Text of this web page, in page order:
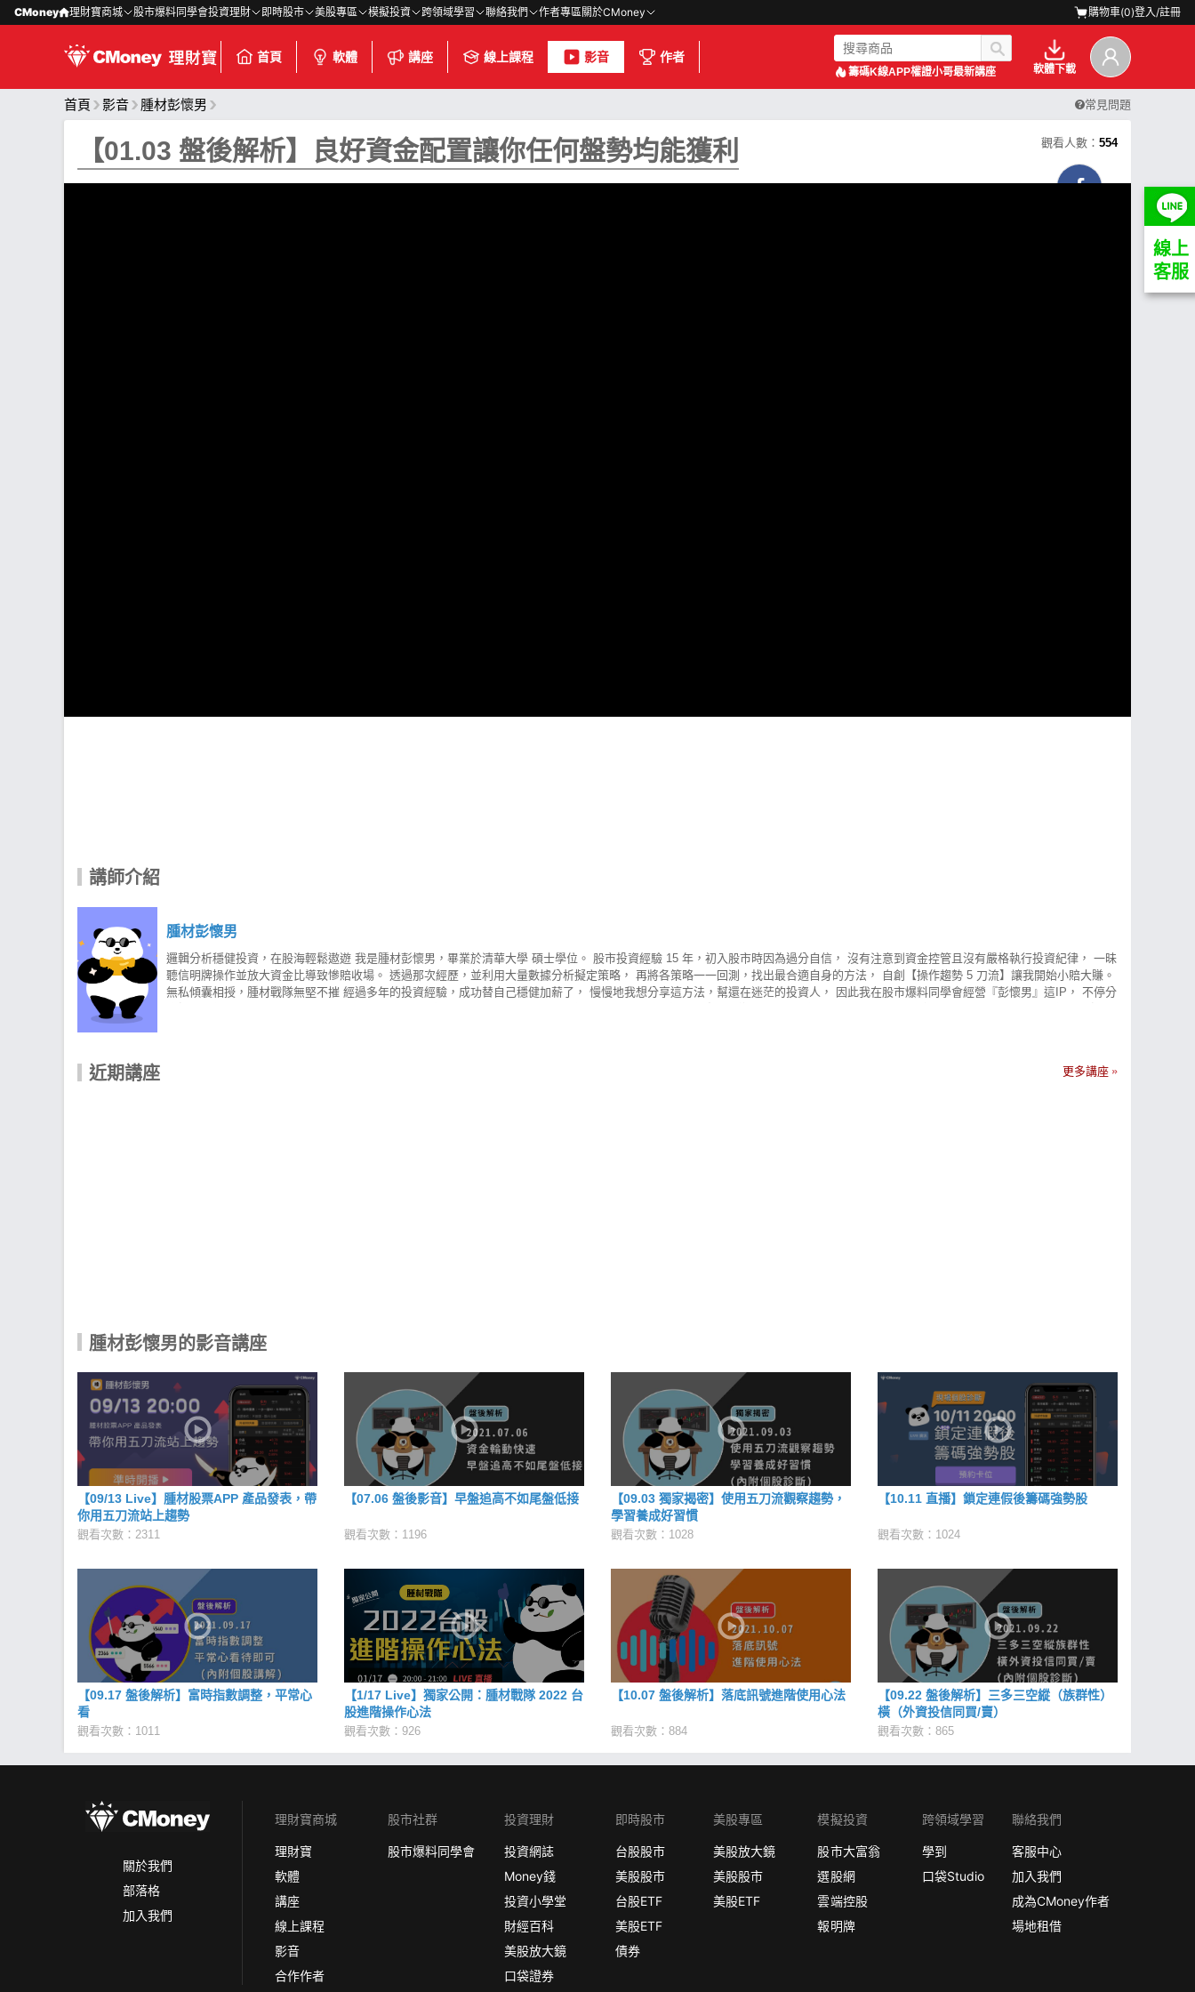
CMoney 理財寶商城 股市爆料同學會投資理財 即時股市 美股專區 模擬投資 跨領域學習 聯絡我們 作者專區關於CMoney 購物車(0)登入/註冊
首頁 軟體 講座 線上課程 影音 作者
籌碼K線APP權證小哥最新講座 軟體下載
首頁 影音 腫材彭懷男 常見問題
線上
客服
【01.03 盤後解析】良好資金配置讓你任何盤勢均能獲利 觀看人數： 554
講師介紹
腫材彭懷男
邏輯分析穩健投資，在股海輕鬆遨遊 我是腫材彭懷男，畢業於清華大學 碩士學位。 股市投資經驗 15 年，初入股市時因為過分自信， 沒有注意到資金控管且沒有嚴格執行投資紀律， 一昧
聽信明牌操作並放大資金比導致慘賠收場。 透過那次經歷，並利用大量數據分析擬定策略， 再將各策略一一回測，找出最合適自身的方法， 自創【操作趨勢 5 刀流】讓我開始小賠大賺。
無私傾囊相授，腫材戰隊無堅不摧 經過多年的投資經驗，成功替自己穩健加薪了， 慢慢地我想分享這方法，幫還在迷茫的投資人， 因此我在股市爆料同學會經營『彭懷男』這IP， 不停分
你，幾點建議： 1. 失敗不可怕，要記取教訓並制定投資紀律 2. 絕對要嚴格遵守投資紀律，才可以小賠大賺 3. 盤後功課很重要，只投資有研究的股票 4. 資金比例平均分配，不要重押單一
近期講座 更多講座
腫材彭懷男的影音講座
【09/13 Live】腫材股票APP 產品發表，帶
你用五刀流站上趨勢
觀看次數：2311
【07.06 盤後影音】早盤追高不如尾盤低接
觀看次數：1196
【09.03 獨家揭密】使用五刀流觀察趨勢，
學習養成好習慣
觀看次數：1028
【10.11 直播】鎖定連假後籌碼強勢股
觀看次數：1024
【09.17 盤後解析】富時指數調整，平常心
看
觀看次數：1011
【1/17 Live】獨家公開：腫材戰隊 2022 台
股進階操作心法
觀看次數：926
【10.07 盤後解析】落底訊號進階使用心法
觀看次數：884
【09.22 盤後解析】三多三空縱（族群性）
橫（外資投信同買/賣）
觀看次數：865
關於我們
部落格
加入我們
理財寶商城
理財寶
軟體
講座
線上課程
影音
合作作者
股市社群
股市爆料同學會
投資理財
投資網誌
Money錢
投資小學堂
財經百科
美股放大鏡
口袋證券
即時股市
台股股市
美股股市
台股ETF
美股ETF
債券
美股專區
美股放大鏡
美股股市
美股ETF
模擬投資
股市大富翁
選股網
雲端控股
報明牌
跨領域學習
學到
口袋Studio
聯絡我們
客服中心
加入我們
成為CMoney作者
場地租借